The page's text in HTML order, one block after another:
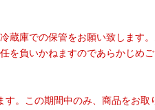
蔵庫での保管をお願い致します
負いかねますのであらかじめご
。この期間中のみ、商品をお取